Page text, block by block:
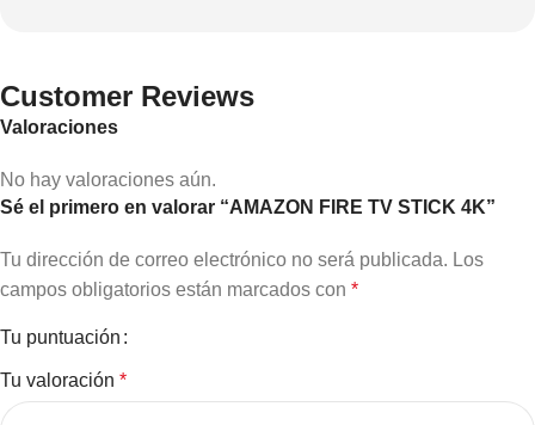
Customer Reviews
Valoraciones
No hay valoraciones aún.
Sé el primero en valorar “AMAZON FIRE TV STICK 4K”
Tu dirección de correo electrónico no será publicada. Los
campos obligatorios están marcados con *
Tu puntuación
Tu valoración *